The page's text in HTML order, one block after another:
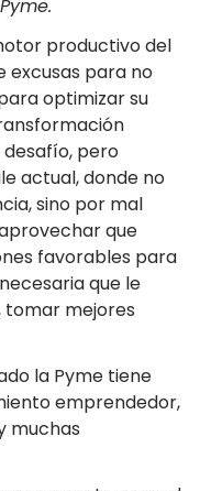
productivo del
excusas para no
optimizar su
desafío, pero
actual, donde no
sino por mal
que
favorables para
que le
mejores
la Pyme tiene
emprendedor,
muchas